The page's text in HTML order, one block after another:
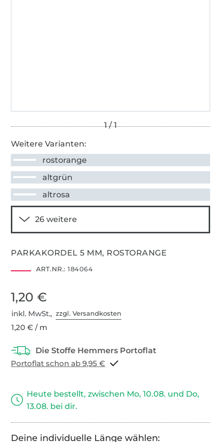
Weitere Varianten:
rostorange
altgrün
altrosa
PARKAKORDEL 5 MM, ROSTORANGE
ART.NR.: 184064
1,20 €
inkl. MwSt.,zzgl. Versandkosten
1,20 € / m
Portoflat schon ab 9,95 €
Heute bestellt, zwischen Mo, 10.08. und Do,
13.08. bei dir.
Deine individuelle Länge wählen: